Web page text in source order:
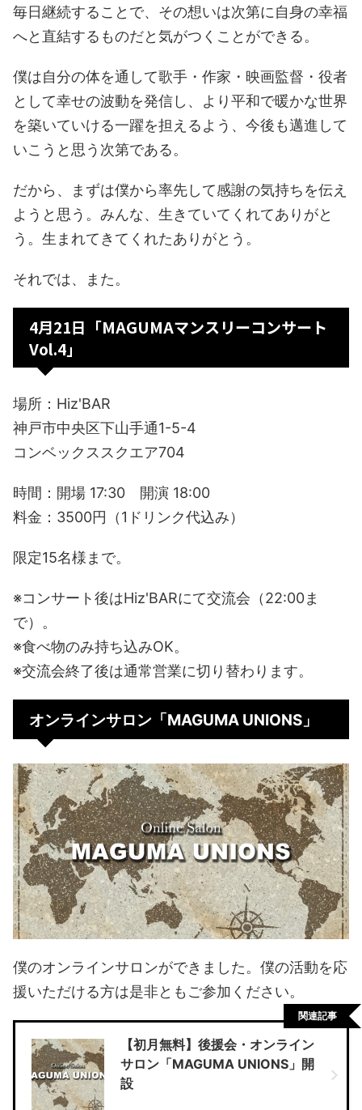
毎日継続することで、その想いは次第に自身の幸福
へと直結するものだと気がつくことができる。
僕は自分の体を通して歌手・作家・映画監督・役者
として幸せの波動を発信し、より平和で暖かな世界
を築いていける一躍を担えるよう、今後も邁進して
いこうと思う次第である。
だから、まずは僕から率先して感謝の気持ちを伝え
ようと思う。みんな、生きていてくれてありがと
う。生まれてきてくれたありがとう。
それでは、また。
4月21日「MAGUMAマンスリーコンサート
Vol.4」
場所：Hiz'BAR
神戸市中央区下山手通1-5-4
コンベックススクエア704
時間：開場 17:30 開演 18:00
料金：3500円（1ドリンク代込み）
限定15名様まで。
※コンサート後はHiz'BARにて交流会（22:00ま
で）。
※食べ物のみ持ち込みOK。
※交流会終了後は通常営業に切り替わります。
オンラインサロン「MAGUMA UNIONS」
僕のオンラインサロンができました。僕の活動を応
援いただける方は是非ともご参加ください。
【初月無料】後援会・オンライン
サロン「MAGUMA UNIONS」開
設
関連記事